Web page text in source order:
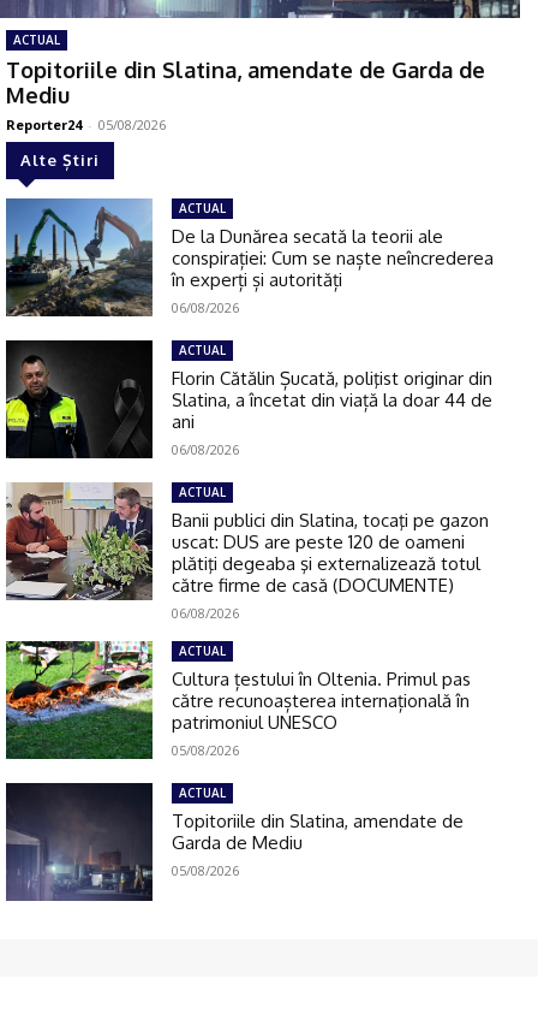
ACTUAL
Topitoriile din Slatina, amendate de Garda de
Mediu
Reporter24 - 05/08/2026
Alte Știri
ACTUAL
De la Dunărea secată la teorii ale
conspirației: Cum se naște neîncrederea
în experți și autorități
06/08/2026
ACTUAL
Florin Cătălin Șucată, poliţist originar din
Slatina, a încetat din viață la doar 44 de
ani
06/08/2026
ACTUAL
Banii publici din Slatina, tocaţi pe gazon
uscat: DUS are peste 120 de oameni
plătiţi degeaba şi externalizează totul
către firme de casă (DOCUMENTE)
06/08/2026
ACTUAL
Cultura țestului în Oltenia. Primul pas
către recunoașterea internațională în
patrimoniul UNESCO
05/08/2026
ACTUAL
Topitoriile din Slatina, amendate de
Garda de Mediu
05/08/2026